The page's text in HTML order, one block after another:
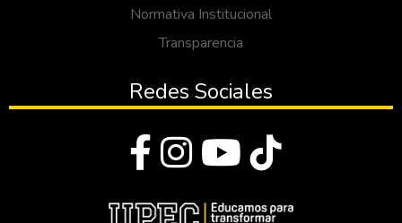
Normativa Institucional
Transparencia
Redes Sociales